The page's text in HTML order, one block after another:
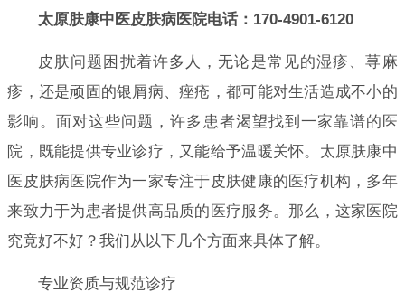
太原肤康中医皮肤病医院电话：170-4901-6120
皮肤问题困扰着许多人，无论是常见的湿疹、荨麻
疹，还是顽固的银屑病、痤疮，都可能对生活造成不小的
影响。面对这些问题，许多患者渴望找到一家靠谱的医
院，既能提供专业诊疗，又能给予温暖关怀。太原肤康中
医皮肤病医院作为一家专注于皮肤健康的医疗机构，多年
来致力于为患者提供高品质的医疗服务。那么，这家医院
究竟好不好？我们从以下几个方面来具体了解。
专业资质与规范诊疗